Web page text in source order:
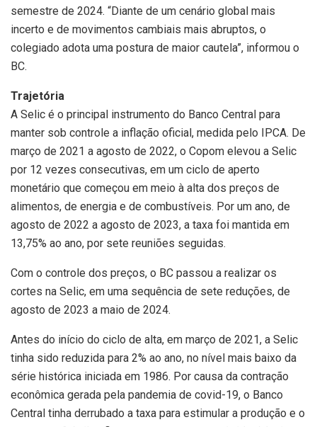
semestre de 2024. “Diante de um cenário global mais
incerto e de movimentos cambiais mais abruptos, o
colegiado adota uma postura de maior cautela”, informou o
BC.
Trajetória
A Selic é o principal instrumento do Banco Central para
manter sob controle a inflação oficial, medida pelo IPCA. De
março de 2021 a agosto de 2022, o Copom elevou a Selic
por 12 vezes consecutivas, em um ciclo de aperto
monetário que começou em meio à alta dos preços de
alimentos, de energia e de combustíveis. Por um ano, de
agosto de 2022 a agosto de 2023, a taxa foi mantida em
13,75% ao ano, por sete reuniões seguidas.
Com o controle dos preços, o BC passou a realizar os
cortes na Selic, em uma sequência de sete reduções, de
agosto de 2023 a maio de 2024.
Antes do início do ciclo de alta, em março de 2021, a Selic
tinha sido reduzida para 2% ao ano, no nível mais baixo da
série histórica iniciada em 1986. Por causa da contração
econômica gerada pela pandemia de covid-19, o Banco
Central tinha derrubado a taxa para estimular a produção e o